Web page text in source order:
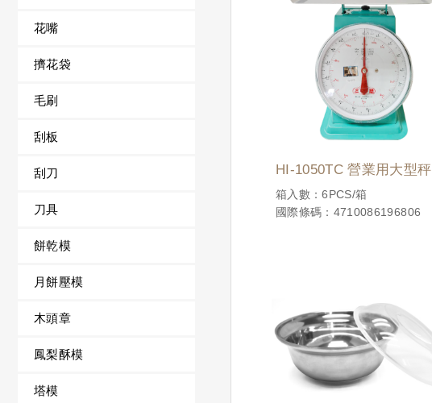
花嘴
擠花袋
毛刷
刮板
刮刀
刀具
餅乾模
月餅壓模
木頭章
鳳梨酥模
塔模
HI-1050TC 營業用大型秤
10 KG
箱入數：6PCS/箱
國際條碼：4710086196806